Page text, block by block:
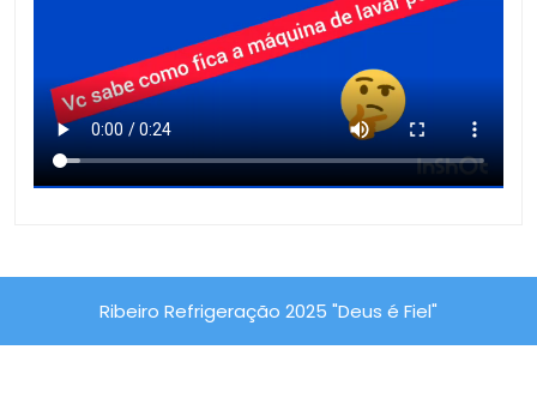
Ribeiro Refrigeração 2025 "Deus é Fiel"